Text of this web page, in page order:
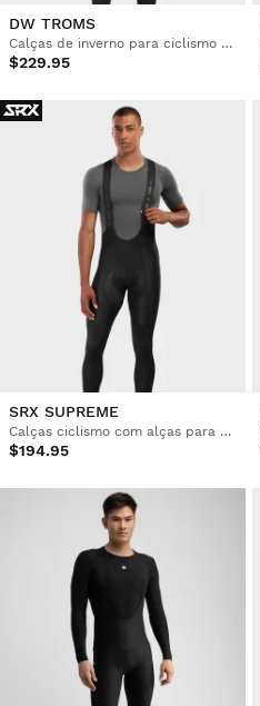
DW TROMS
Calças de inverno para ciclismo homem
$229.95
SRX SUPREME
Calças ciclismo com alças para homem
$194.95